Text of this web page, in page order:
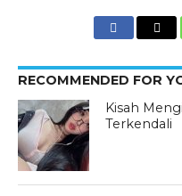
RECOMMENDED FOR
Kisah
Terkendali